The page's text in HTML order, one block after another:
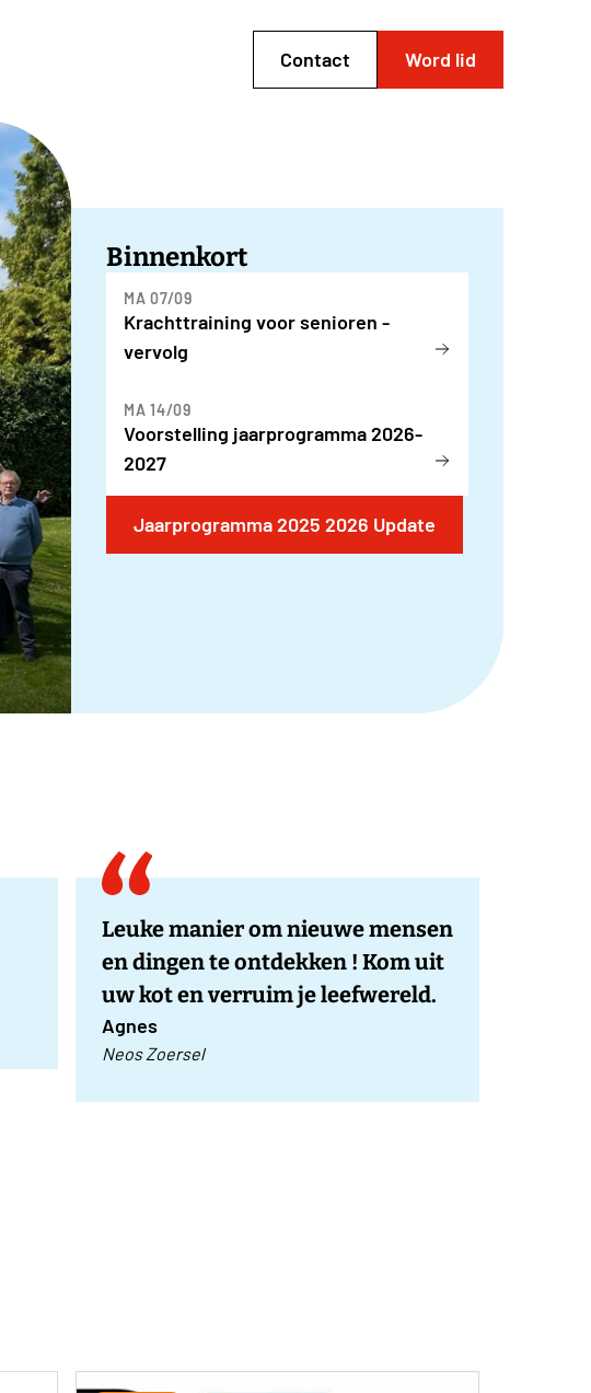
Contact Word lid
Binnenkort
MA 07/09
Krachttraining voor senioren -
vervolg
MA 14/09
Voorstelling jaarprogramma 2026-
2027
Jaarprogramma 2025 2026 Update
Leuke manier om nieuwe mensen
en dingen te ontdekken ! Kom uit
uw kot en verruim je leefwereld.
Agnes
Neos Zoersel